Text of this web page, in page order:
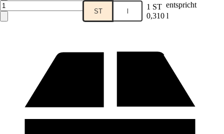
ST l 1 ST entspricht
0,310 l